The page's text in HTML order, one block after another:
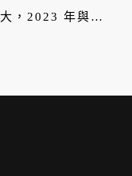
，2023 年與會